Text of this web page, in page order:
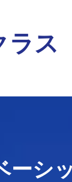
ス
ーシ